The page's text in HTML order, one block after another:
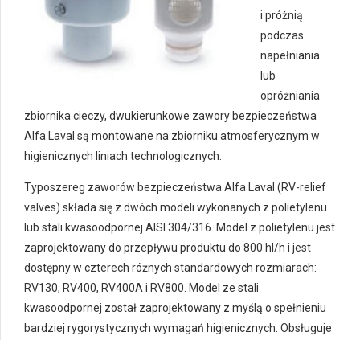
i próżnią
podczas
napełniania
lub
opróżniania
zbiornika cieczy, dwukierunkowe zawory bezpieczeństwa
Alfa Laval są montowane na zbiorniku atmosferycznym w
higienicznych liniach technologicznych.
Typoszereg zaworów bezpieczeństwa Alfa Laval (RV-relief
valves) składa się z dwóch modeli wykonanych z polietylenu
lub stali kwasoodpornej AISI 304/316. Model z polietylenu jest
zaprojektowany do przepływu produktu do 800 hl/h i jest
dostępny w czterech różnych standardowych rozmiarach:
RV130, RV400, RV400A i RV800. Model ze stali
kwasoodpornej został zaprojektowany z myślą o spełnieniu
bardziej rygorystycznych wymagań higienicznych. Obsługuje